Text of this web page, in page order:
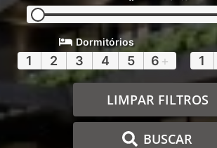
Dormitórios
1 2 3 4 5 6 + 1
LIMPAR FILTROS
BUSCAR